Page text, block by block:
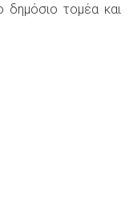
δημόσιο τομέα και